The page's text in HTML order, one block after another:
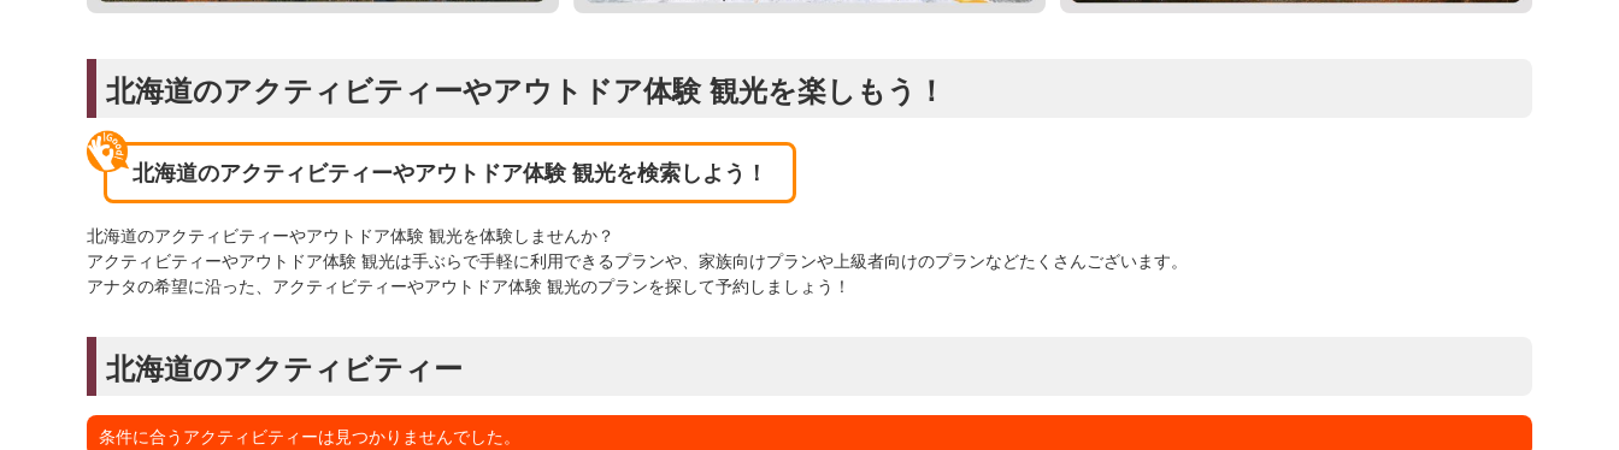
北海道のアクティビティーやアウトドア体験 観光を楽しもう！
北海道のアクティビティーやアウトドア体験 観光を検索しよう！
北海道のアクティビティーやアウトドア体験 観光を体験しませんか？
アクティビティーやアウトドア体験 観光は手ぶらで手軽に利用できるプランや、家族向けプランや上級者向けのプランなどたくさんございます。
アナタの希望に沿った、アクティビティーやアウトドア体験 観光のプランを探して予約しましょう！
北海道のアクティビティー
条件に合うアクティビティーは見つかりませんでした。